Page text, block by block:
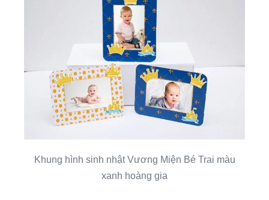
Khung hình sinh nhật Vương Miện Bé Trai màu
xanh hoàng gia